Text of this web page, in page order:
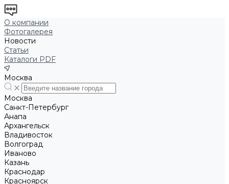
О компании
Фотогалерея
Новости
Статьи
Каталоги PDF
Москва
Москва
Санкт-Петербург
Анапа
Архангельск
Владивосток
Волгоград
Иваново
Казань
Краснодар
Красноярск